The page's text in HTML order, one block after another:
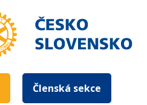
Členská sekce